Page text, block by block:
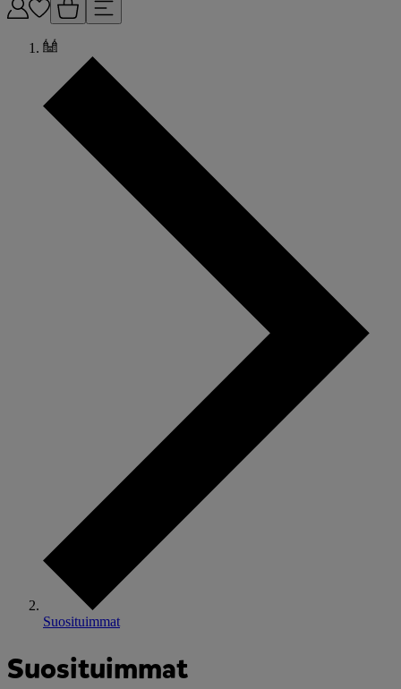
Suosituimmat
Suosituimmat